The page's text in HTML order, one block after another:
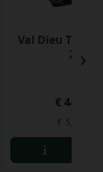
Val Dieu Tripel
24 st
€ 44,63
€ 5,64
›